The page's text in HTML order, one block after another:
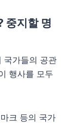
중지할 명
국가들의 공관
행사를 모두
크 등의 국가